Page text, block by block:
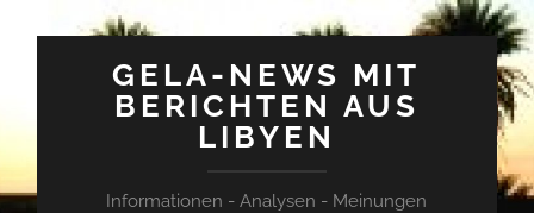
GELA-NEWS MIT
BERICHTEN AUS
LIBYEN
Informationen - Analysen - Meinungen